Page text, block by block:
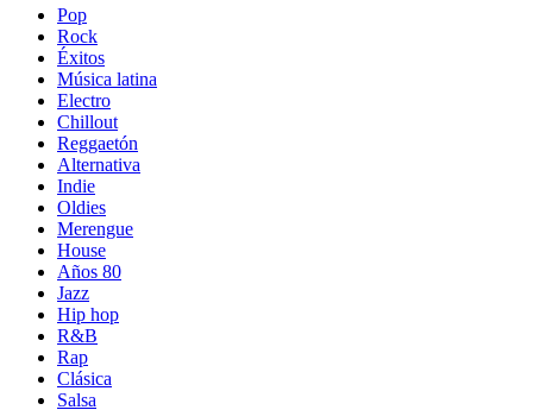
Pop
Rock
Éxitos
Música latina
Electro
Chillout
Reggaetón
Alternativa
Indie
Oldies
Merengue
House
Años 80
Jazz
Hip hop
R&B
Rap
Clásica
Salsa